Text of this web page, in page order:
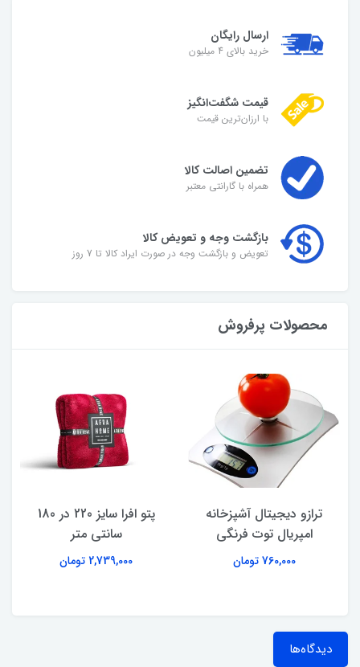
ارسال رایگان
خرید بالای 4 میلیون
قیمت شگفت‌انگیز
با ارزان‌ترین قیمت
تضمین اصالت کالا
همراه با گارانتی معتبر
بازگشت وجه و تعویض کالا
تعویض و بازگشت وجه در صورت ایراد کالا تا 7 روز
محصولات پرفروش
ترازو دیجیتال آشپزخانه
امپریال توت فرنگی
760,000 تومان
پتو افرا سایز 220 در 180
سانتی متر
2,739,000 تومان
دیدگاه‌ها